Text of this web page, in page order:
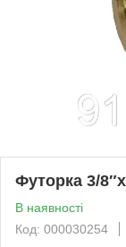
Футорка 3/
В наявності
Код: 000030254